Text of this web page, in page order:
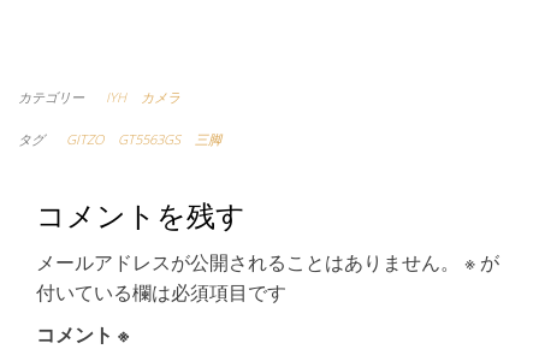
カテゴリー IYH カメラ
タグ GITZO GT5563GS 三脚
コメントを残す
メールアドレスが公開されることはありません。 ※ が
付いている欄は必須項目です
コメント ※